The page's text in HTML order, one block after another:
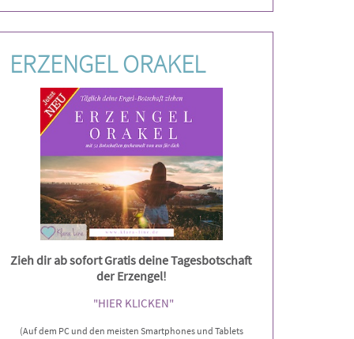
ERZENGEL ORAKEL
Zieh dir ab sofort Gratis deine Tagesbotschaft
der Erzengel!
"HIER KLICKEN"
(Auf dem PC und den meisten Smartphones und Tablets